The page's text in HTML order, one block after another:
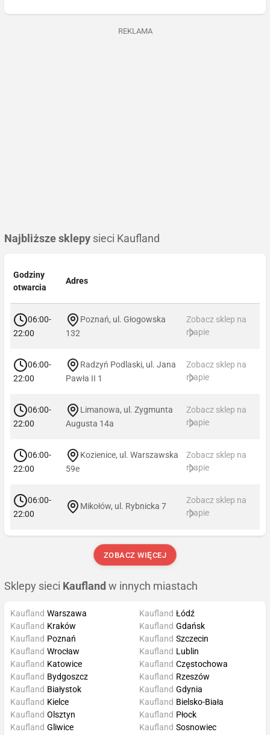
REKLAMA
Najbliższe sklepy sieci Kaufland
Godziny
otwarcia
Adres
06:00-
22:00
Poznań, ul. Głogowska
132
Zobacz sklep na
mapie
06:00-
22:00
Radzyń Podlaski, ul. Jana
Pawła II 1
Zobacz sklep na
mapie
06:00-
22:00
Limanowa, ul. Zygmunta
Augusta 14a
Zobacz sklep na
mapie
06:00-
22:00
Kozienice, ul. Warszawska
59e
Zobacz sklep na
mapie
06:00-
22:00
Mikołów, ul. Rybnicka 7
Zobacz sklep na
mapie
ZOBACZ WIĘCEJ
Sklepy sieci Kaufland w innych miastach
Kaufland Warszawa
Kaufland Kraków
Kaufland Poznań
Kaufland Wrocław
Kaufland Łódź
Kaufland Gdańsk
Kaufland Szczecin
Kaufland Lublin
Kaufland Katowice
Kaufland Bydgoszcz
Kaufland Białystok
Kaufland Kielce
Kaufland Częstochowa
Kaufland Rzeszów
Kaufland Gdynia
Kaufland Bielsko-Biała
Kaufland Olsztyn
Kaufland Gliwice
Kaufland Płock
Kaufland Sosnowiec